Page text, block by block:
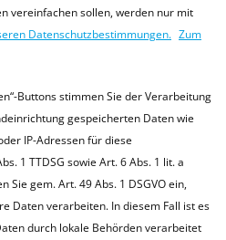
einen (fachkundigen) Tierarzt
»
vereinfachen sollen, werden nur mit
Datenschutzbestimmungen. Zum
Buttons stimmen Sie der Verarbeitung
gespeicherten Daten wie
IP-Adressen für diese
1 TTDSG sowie Art. 6 Abs. 1 lit. a
Sie gem. Art. 49 Abs. 1 DSGVO ein,
Daten verarbeiten. In diesem Fall ist es
durch lokale Behörden verarbeitet